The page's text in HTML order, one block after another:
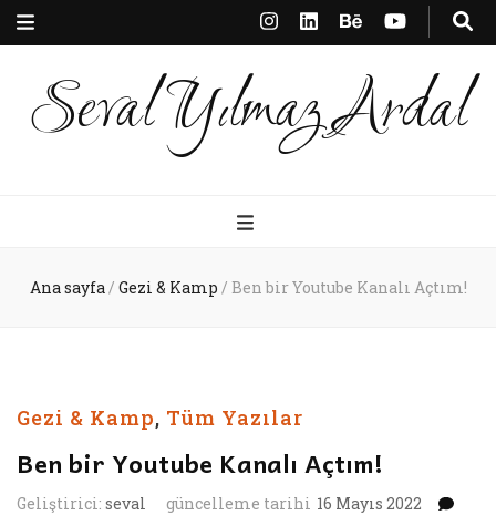
Seval Yılmaz Ardal
Ana sayfa/ Gezi & Kamp / Ben bir Youtube Kanalı Açtım!
Gezi & Kamp, Tüm Yazılar
Ben bir Youtube Kanalı Açtım!
Geliştirici: seval güncelleme tarihi 16 Mayıs 2022